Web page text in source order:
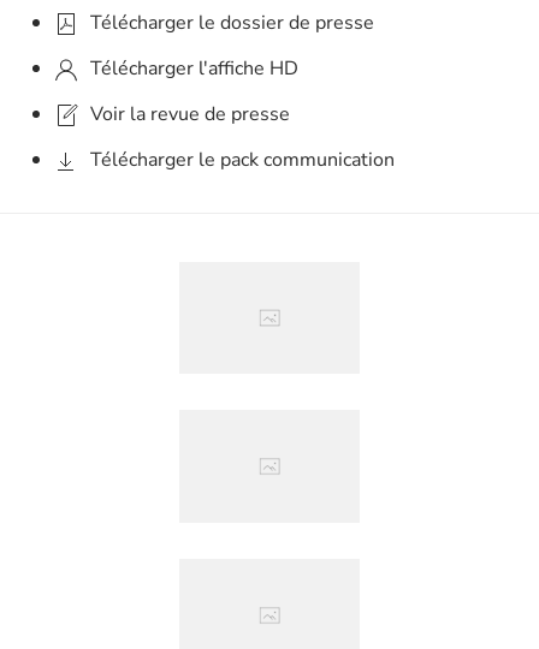
Télécharger le dossier de presse
Télécharger l'affiche HD
Voir la revue de presse
Télécharger le pack communication
Agrandir
Agrandir
Agrandir